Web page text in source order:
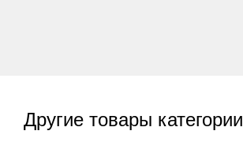
Другие товары категории